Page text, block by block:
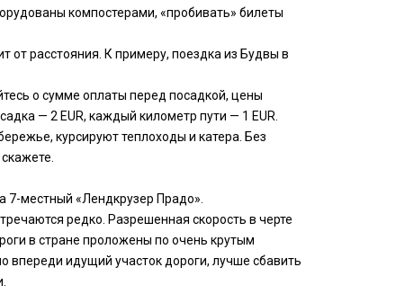
компостерами, «пробивать» билеты
от расстояния. К примеру, поездка из Будвы в
о сумме оплаты перед посадкой, цены
— 2 EUR, каждый километр пути — 1 EUR.
курсируют теплоходы и катера. Без
7-местный «Лендкрузер Прадо».
редко. Разрешенная скорость в черте
в стране проложены по очень крутым
впереди идущий участок дороги, лучше сбавить